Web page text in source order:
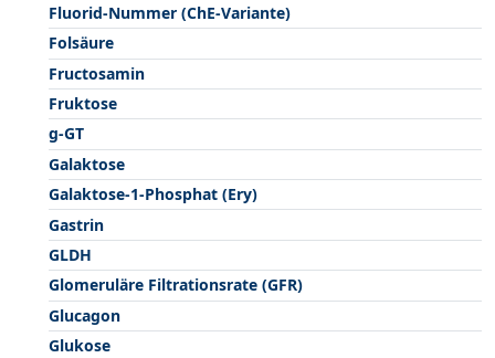
Fluorid-Nummer (ChE-Variante)
Folsäure
Fructosamin
Fruktose
g-GT
Galaktose
Galaktose-1-Phosphat (Ery)
Gastrin
GLDH
Glomeruläre Filtrationsrate (GFR)
Glucagon
Glukose